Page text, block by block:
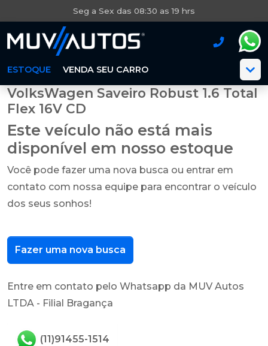
Seg a Sex das 08:30 as 19 hrs
ESTOQUE VENDA SEU CARRO
VolksWagen Saveiro Robust 1.6 Total
Flex 16V CD
Este veículo não está mais
disponível em nosso estoque
Você pode fazer uma nova busca ou entrar em
contato com nossa equipe para encontrar o veículo
dos seus sonhos!
Fazer uma nova busca
Entre em contato pelo Whatsapp da MUV Autos
LTDA - Filial Bragança
(11)91455-1514